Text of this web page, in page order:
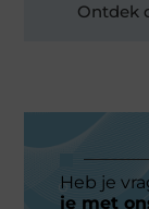
Ontdek
Heb je
je met